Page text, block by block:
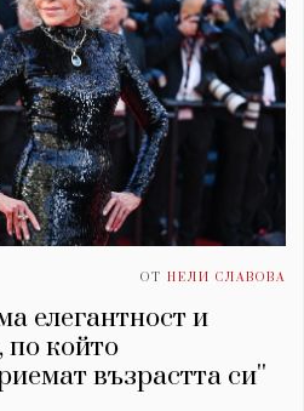
ОТ НЕЛИ СЛАВОВА
елегантност и
по който
възрастта си''